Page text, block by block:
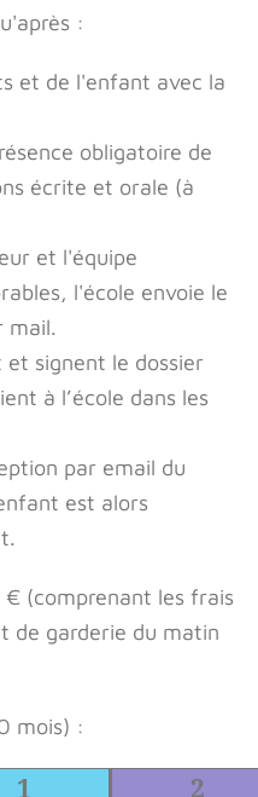
:
et de l'enfant avec la
obligatoire de
écrite et orale (à
et l'équipe
l'école envoie le
mail.
et signent le dossier
à l’école dans les
par email du
est alors
€ (comprenant les frais
de garderie du matin
mois) :
1
2